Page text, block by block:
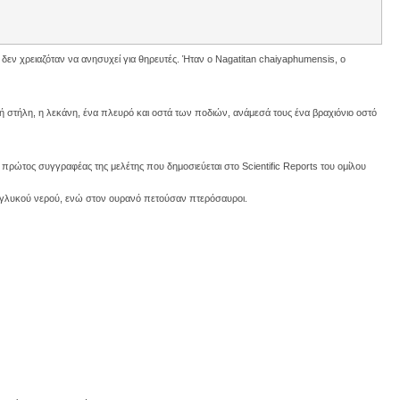
χρειαζόταν να ανησυχεί για θηρευτές. Ήταν ο Nagatitan chaiyaphumensis, ο
η λεκάνη, ένα πλευρό και οστά των ποδιών, ανάμεσά τους ένα βραχιόνιο οστό
συγγραφέας της μελέτης που δημοσιεύεται στο Scientific Reports του ομίλου
γλυκού νερού, ενώ στον ουρανό πετούσαν πτερόσαυροι.